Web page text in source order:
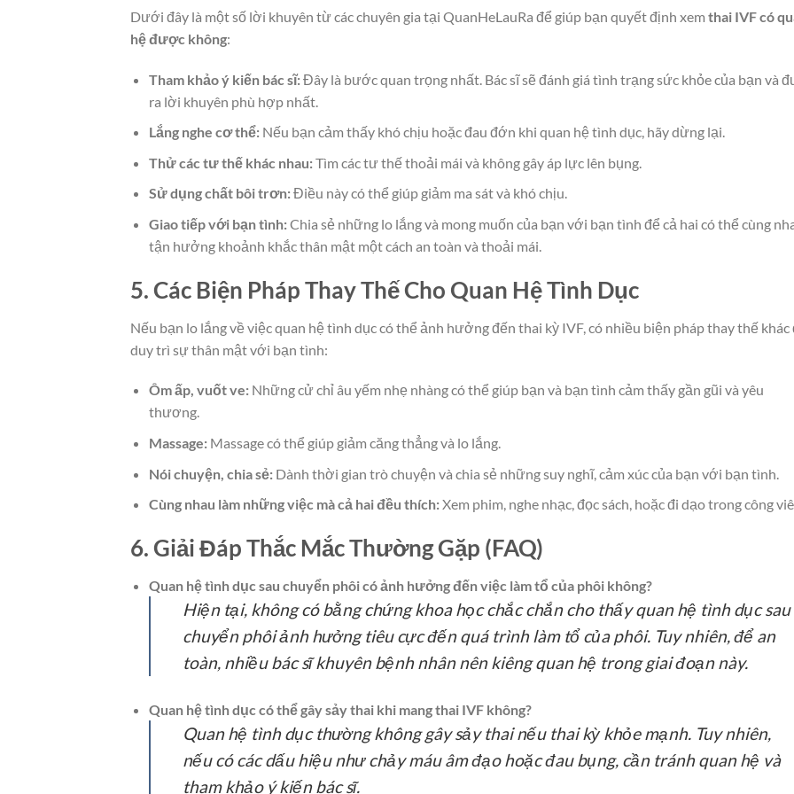
Dưới đây là một số lời khuyên từ các chuyên gia tại QuanHeLauRa để giúp bạn quyết định xem thai IVF có
hệ được không:
Tham khảo ý kiến bác sĩ:Đây là bước quan trọng nhất. Bác sĩ sẽ đánh giá tình trạng sức khỏe của bạn và
ra lời khuyên phù hợp nhất.
Lắng nghe cơ thể:Nếu bạn cảm thấy khó chịu hoặc đau đớn khi quan hệ tình dục, hãy dừng lại.
Thử các tư thế khác nhau:Tìm các tư thế thoải mái và không gây áp lực lên bụng.
Sử dụng chất bôi trơn:Điều này có thể giúp giảm ma sát và khó chịu.
Giao tiếp với bạn tình:Chia sẻ những lo lắng và mong muốn của bạn với bạn tình để cả hai có thể cùng
tận hưởng khoảnh khắc thân mật một cách an toàn và thoải mái.
5. Các Biện Pháp Thay Thế Cho Quan Hệ Tình Dục
Nếu bạn lo lắng về việc quan hệ tình dục có thể ảnh hưởng đến thai kỳ IVF, có nhiều biện pháp thay thế khác
duy trì sự thân mật với bạn tình:
Ôm ấp, vuốt ve:Những cử chỉ âu yếm nhẹ nhàng có thể giúp bạn và bạn tình cảm thấy gần gũi và yêu
thương.
Massage:Massage có thể giúp giảm căng thẳng và lo lắng.
Nói chuyện, chia sẻ:Dành thời gian trò chuyện và chia sẻ những suy nghĩ, cảm xúc của bạn với bạn tình.
Cùng nhau làm những việc mà cả hai đều thích:Xem phim, nghe nhạc, đọc sách, hoặc đi dạo trong công
6. Giải Đáp Thắc Mắc Thường Gặp (FAQ)
Quan hệ tình dục sau chuyển phôi có ảnh hưởng đến việc làm tổ của phôi không?
Hiện tại, không có bằng chứng khoa học chắc chắn cho thấy quan hệ tình dục sau
chuyển phôi ảnh hưởng tiêu cực đến quá trình làm tổ của phôi. Tuy nhiên, để an
toàn, nhiều bác sĩ khuyên bệnh nhân nên kiêng quan hệ trong giai đoạn này.
Quan hệ tình dục có thể gây sảy thai khi mang thai IVF không?
Quan hệ tình dục thường không gây sảy thai nếu thai kỳ khỏe mạnh. Tuy nhiên,
nếu có các dấu hiệu như chảy máu âm đạo hoặc đau bụng, cần tránh quan hệ và
tham khảo ý kiến bác sĩ.